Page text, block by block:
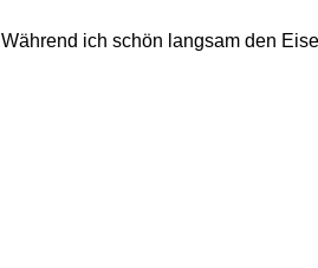
Während ich schön langsam den